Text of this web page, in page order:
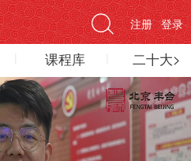
登录
注册
课程库 二十大>